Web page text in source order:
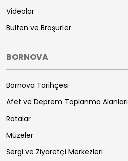
Videolar
Bülten ve Broşürler
BORNOVA
Bornova Tarihçesi
Afet ve Deprem Toplanma Alanları
Rotalar
Müzeler
Sergi ve Ziyaretçi Merkezleri